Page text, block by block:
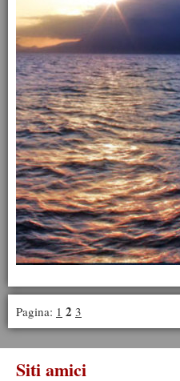
Pagina: 1 2 3
Siti amici